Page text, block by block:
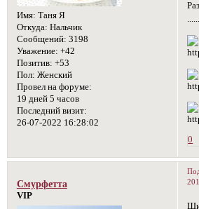
Имя: Таня Я
Откуда: Нальчик
Сообщений: 3198
Уважение: +42
Позитив: +53
Пол: Женский
Провел на форуме:
19 дней 5 часов
Последний визит:
26-07-2022 16:28:02
0
Смурфетта
VIP